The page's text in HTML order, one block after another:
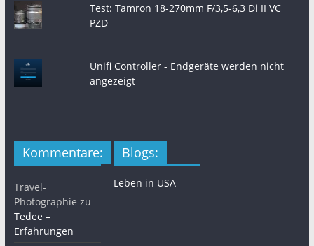
Test: Tamron 18-270mm F/3,5-6,3 Di II VC
PZD
Unifi Controller - Endgeräte werden nicht
angezeigt
Kommentare:
Travel-
Photographie zu
Tedee –
Erfahrungen
Blogs:
Leben in USA